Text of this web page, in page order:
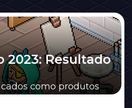
2023: Resultado
como produtos